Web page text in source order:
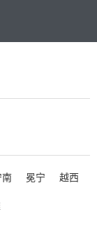
南 冕宁
越西